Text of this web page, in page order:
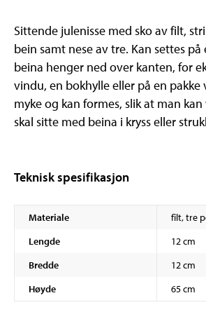
Sittende julenisse med sko av filt,
bein samt nese av tre. Kan settes
beina henger ned over kanten, for
vindu, en bokhylle eller på en pakke
myke og kan formes, slik at man
skal sitte med beina i kryss eller
Teknisk spesifikasjon
Materiale
filt, tre
Lengde
12 cm
Bredde
12 cm
Høyde
65 cm